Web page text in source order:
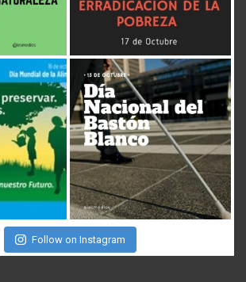
Follow on Instagram